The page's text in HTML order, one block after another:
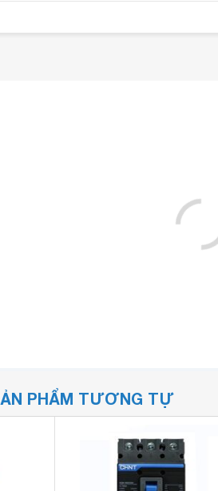
PHẨM TƯƠNG TỰ